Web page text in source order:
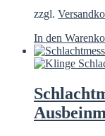
zzgl.
In den